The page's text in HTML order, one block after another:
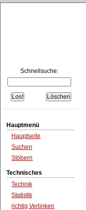
Schnellsuche:
Hauptmenü
Hauptseite
Suchen
Stöbern
Technisches
Technik
Statistik
richtig Verlinken